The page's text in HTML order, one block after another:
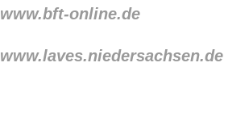
www.bft-online.de
www.laves.niedersachsen.de